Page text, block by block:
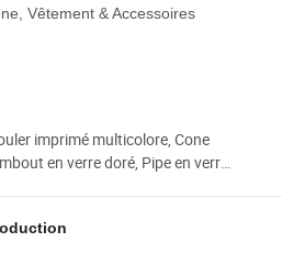
Vêtement & Accessoires
imprimé multicolore, Cone
en verre doré, Pipe en verre,